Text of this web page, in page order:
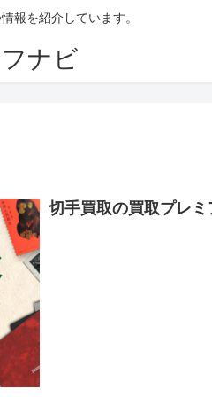
報を紹介しています。
ナビ
切手買取の買取プレミ